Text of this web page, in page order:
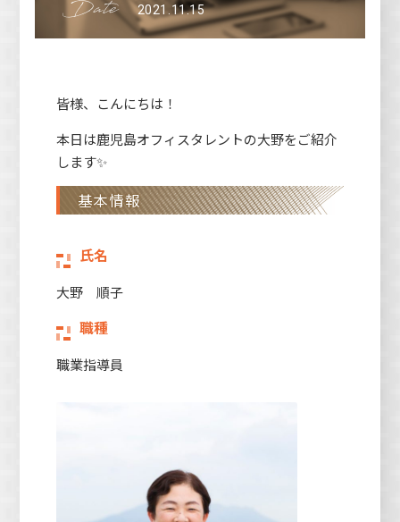
2021.11.15
皆様、こんにちは！
本日は鹿児島オフィスタレントの大野をご紹介
します✨
基本情報
氏名
大野 順子
職種
職業指導員